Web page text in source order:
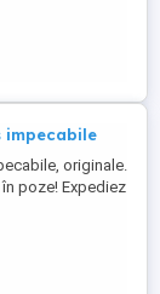
impecabile
originale.
poze! Expediez
local pot da și
este pentru un
unele discuri
întrebați